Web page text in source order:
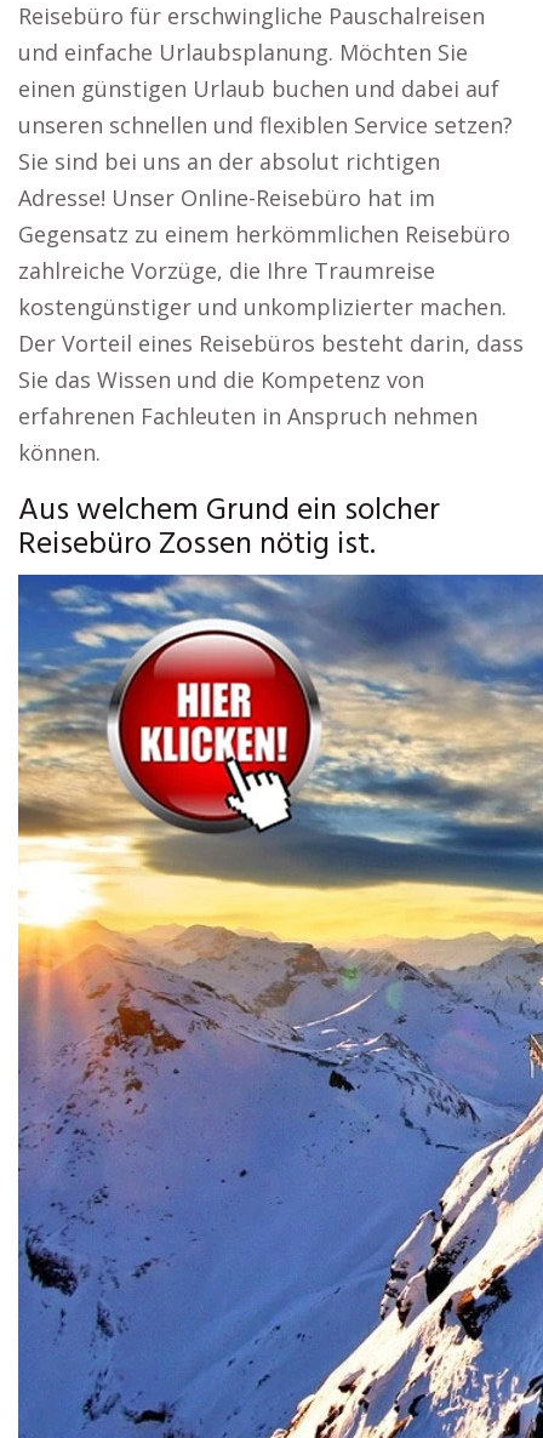
Reisebüro für erschwingliche Pauschalreisen
und einfache Urlaubsplanung. Möchten Sie
einen günstigen Urlaub buchen und dabei auf
unseren schnellen und flexiblen Service setzen?
Sie sind bei uns an der absolut richtigen
Adresse! Unser Online-Reisebüro hat im
Gegensatz zu einem herkömmlichen Reisebüro
zahlreiche Vorzüge, die Ihre Traumreise
kostengünstiger und unkomplizierter machen.
Der Vorteil eines Reisebüros besteht darin, dass
Sie das Wissen und die Kompetenz von
erfahrenen Fachleuten in Anspruch nehmen
können.
Aus welchem Grund ein solcher
Reisebüro Zossen nötig ist.